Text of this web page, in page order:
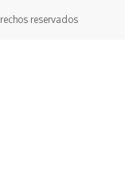
reservados